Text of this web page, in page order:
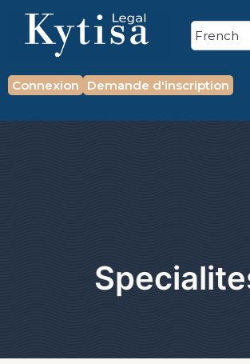
Connexion Demande d'inscription